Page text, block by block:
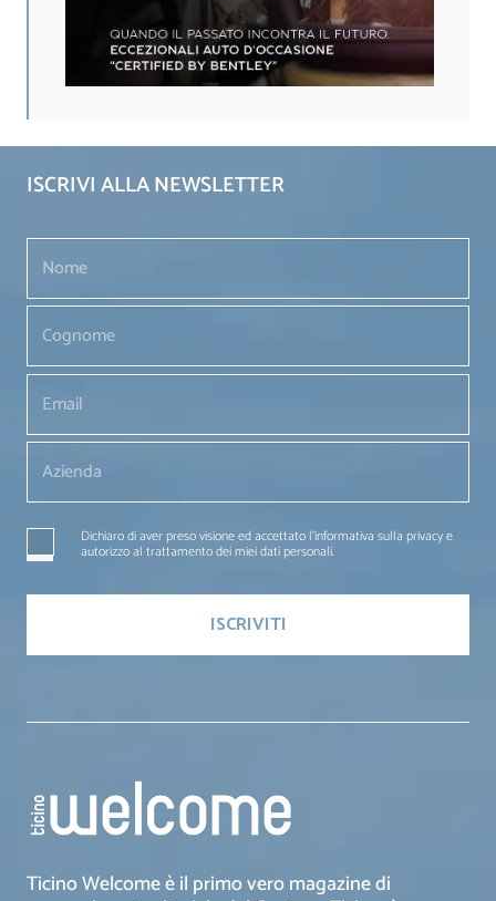
ISCRIVI ALLA NEWSLETTER
Dichiaro di aver preso visione ed accettato l'informativa sulla privacy e
autorizzo al trattamento dei miei dati personali.
Ticino Welcome è il primo vero magazine di